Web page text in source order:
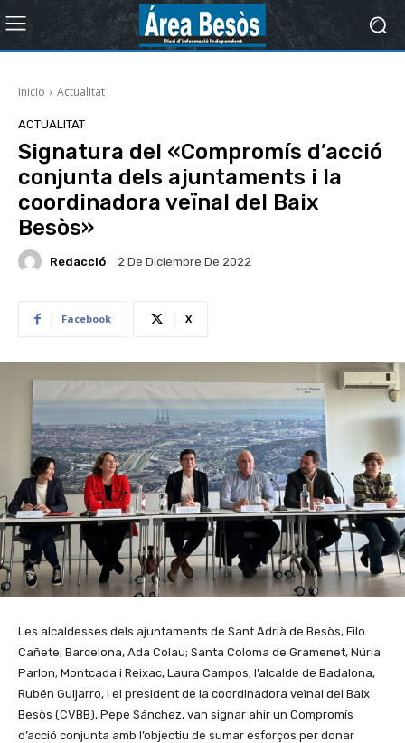
Inicio Actualitat
ACTUALITAT
Signatura del «Compromís d’acció
conjunta dels ajuntaments i la
coordinadora veïnal del Baix
Besòs»
Redacció 2 De Diciembre De 2022
Facebook X
Les alcaldesses dels ajuntaments de Sant Adrià de Besòs, Filo
Cañete; Barcelona, Ada Colau; Santa Coloma de Gramenet, Núria
Parlon; Montcada i Reixac, Laura Campos; l’alcalde de Badalona,
Rubén Guijarro, i el president de la coordinadora veïnal del Baix
Besòs (CVBB), Pepe Sánchez, van signar ahir un Compromís
d’acció conjunta amb l’objectiu de sumar esforços per donar